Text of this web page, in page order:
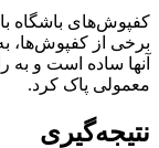
کفپوش‌های باشگاه
آنها ساده است و به
معمولی پاک کرد.
نتیجه‌گیری